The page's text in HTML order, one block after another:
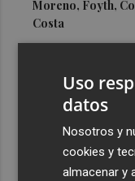
Moreno, Foyth,
Costa
San Javier da
324 habitaciones
Estos son los
Uso
datos
Nosotros y
cookies y
almacenar y